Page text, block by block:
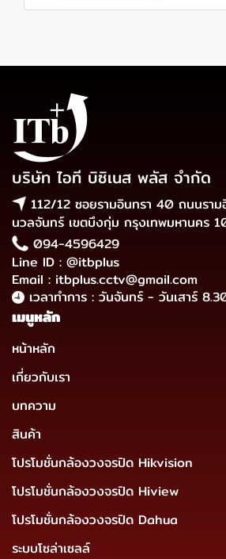
บริษัท ไอที บิซิเนส พลัส จำกัด
112/12 ซอยรามอินทรา 40 ถนนราม
นวลจันทร์ เขตบึงกุ่ม กรุงเทพมหานคร
094-4596429
Line ID : @itbplus
Email : itbplus.cctv@gmail.com
เวลาทำการ : วันจันทร์ - วันเสาร์
เมนูหลัก
หน้าหลัก
เกี่ยวกับเรา
บทความ
สินค้า
โปรโมชั่นกล้องวงจรปิด Hikvision
โปรโมชั่นกล้องวงจรปิด Hiview
โปรโมชั่นกล้องวงจรปิด Dahua
ระบบโซล่าเซลล์